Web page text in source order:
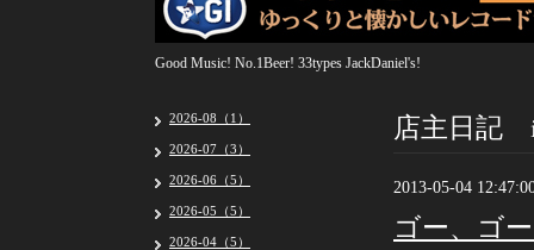
Good Music! No.1Beer! 33types JackDaniel's!
店主日記
2013-05-04
ゴー、ゴ
2026-08（1）
2026-07（3）
2026-06（5）
2026-05（5）
2026-04（5）